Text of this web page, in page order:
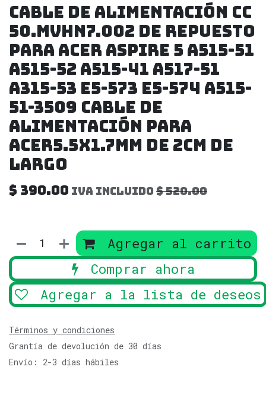
Cable de alimentación CC
50.MVHN7.002 de repuesto
para Acer Aspire 5 A515-51
A515-52 A515-41 A517-51
A315-53 E5-573 E5-574 A515-
51-3509 Cable De
Alimentación Para
Acer5.5x1.7mm De 2cm De
Largo
$ 390.00 IVA incluido $520.00
Agregar al carrito
Comprar ahora
Agregar a la lista de deseos
Términos y condiciones
Grantía de devolución de 30 días
Envío: 2-3 días hábiles